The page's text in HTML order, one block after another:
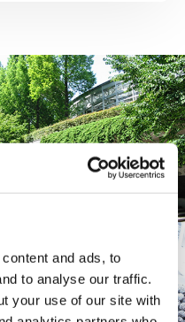
and ads, to
to analyse our traffic.
your use of our site with